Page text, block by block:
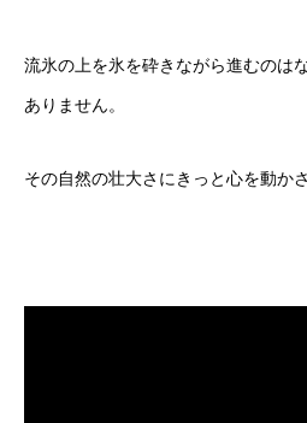
流氷の上を氷を砕きながら進むのは
ありません。
その自然の壮大さにきっと心を動か